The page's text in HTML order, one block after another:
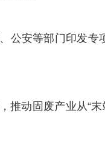
安等部门印发专
动固废产业从“末